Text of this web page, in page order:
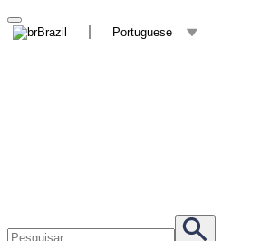
Brazil Portuguese